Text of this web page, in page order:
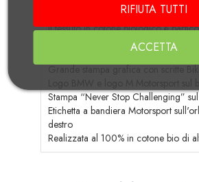
T-shirt sportiva con scritta stampata sul
Il tessuto in cotone biologico è
piacevole da indossare.
T-shirt sportiva e aderente
Grande stampa grafica con scritte
Logo BMW e logo M Motorsport sul
Stampa “Never Stop Challenging”
Etichetta a bandiera Motorsport
destro
Realizzata al 100% in cotone bio di
RIFIUTA TUTTI
ACCETTA